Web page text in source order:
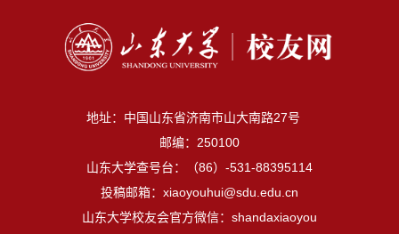
地址：中国山东省济南市山大南路27号
邮编：250100
山东大学查号台：（86）-531-88395114
投稿邮箱：xiaoyouhui@sdu.edu.cn
山东大学校友会官方微信：shandaxiaoyou